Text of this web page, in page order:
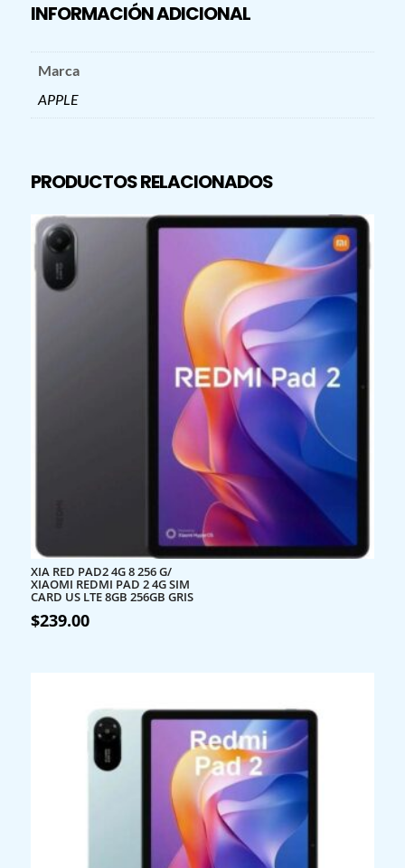
INFORMACIÓN ADICIONAL
Marca
APPLE
PRODUCTOS RELACIONADOS
XIA RED PAD2 4G 8 256 G/
XIAOMI REDMI PAD 2 4G SIM
CARD US LTE 8GB 256GB GRIS
$239.00